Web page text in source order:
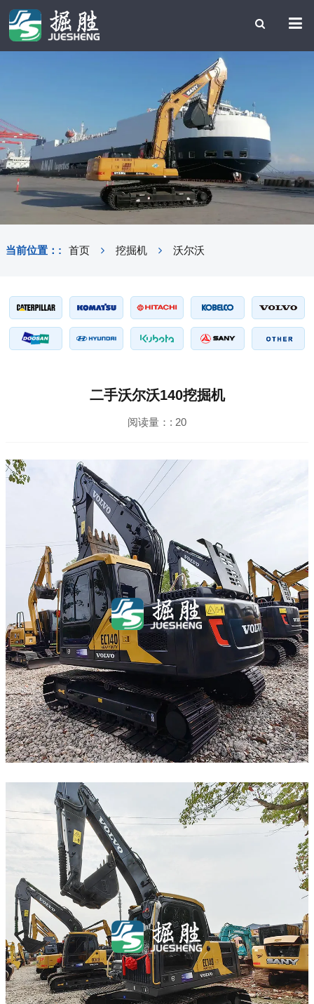
当前位置：: 首页 挖掘机 沃尔沃
二手沃尔沃140挖掘机
阅读量：: 20